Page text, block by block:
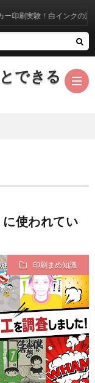
できる
印刷実験！白インクの濃度
使われてい
印刷まめ知識